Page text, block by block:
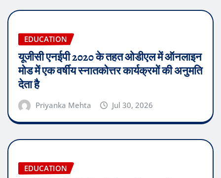
EDUCATION
यूजीसी एनईपी 2020 के तहत ओडीएल में ऑनलाइन
मोड में एक वर्षीय स्नातकोत्तर कार्यक्रमों की अनुमति
देता है
Priyanka Mehta Jul 30, 2026
EDUCATION